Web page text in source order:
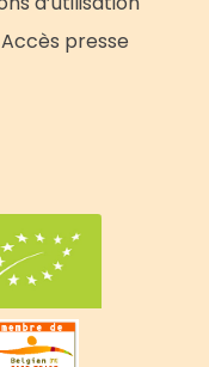
Accès presse